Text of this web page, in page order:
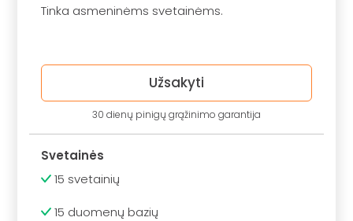
Tinka asmeninėms svetainėms.
Užsakyti
30 dienų pinigų grąžinimo garantija
Svetainės
15 svetainių
15 duomenų bazių